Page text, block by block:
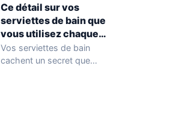
Ce détail sur vos
serviettes de bain que
vous utilisez chaque
jour sans le savoir
Vos serviettes de bain
cachent un secret que